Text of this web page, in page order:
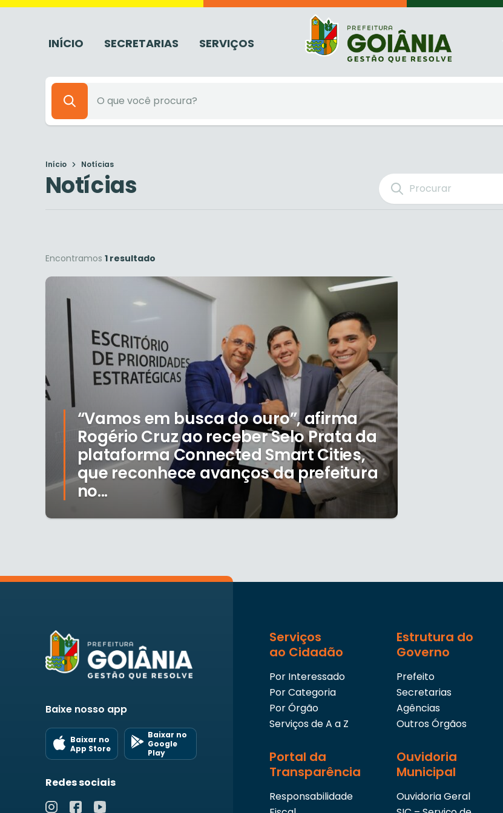
INÍCIO SECRETARIAS SERVIÇOS
Início Notícias
Notícias
Encontramos 1 resultado
“Vamos em busca do ouro”, afirma
Rogério Cruz ao receber Selo Prata da
plataforma Connected Smart Cities,
que reconhece avanços da prefeitura
no...
Baixe nosso app
Baixar no
App Store
Baixar no
Google
Play
Redes sociais
Serviços
ao Cidadão
Por Interessado
Por Categoria
Por Órgão
Serviços de A a Z
Estrutura do
Governo
Prefeito
Secretarias
Agências
Outros Órgãos
Portal da
Transparência
Responsabilidade
Ouvidoria
Municipal
Ouvidoria Geral